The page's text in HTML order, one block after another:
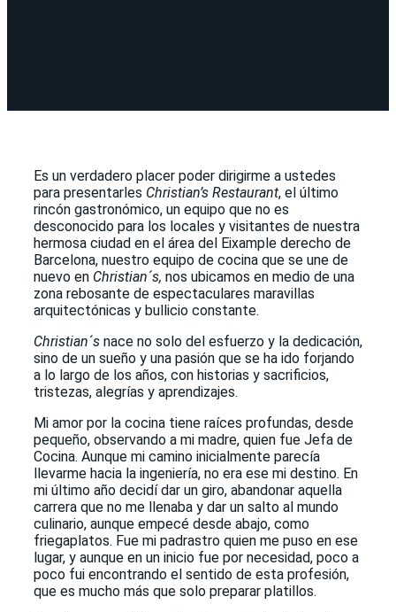
Es un verdadero placer poder dirigirme a ustedes
para presentarles Christian’s Restaurant, el último
rincón gastronómico, un equipo que no es
desconocido para los locales y visitantes de nuestra
hermosa ciudad en el área del Eixample derecho de
Barcelona, nuestro equipo de cocina que se une de
nuevo en Christian´s, nos ubicamos en medio de una
zona rebosante de espectaculares maravillas
arquitectónicas y bullicio constante.
Christian´s nace no solo del esfuerzo y la dedicación,
sino de un sueño y una pasión que se ha ido forjando
a lo largo de los años, con historias y sacrificios,
tristezas, alegrías y aprendizajes.
Mi amor por la cocina tiene raíces profundas, desde
pequeño, observando a mi madre, quien fue Jefa de
Cocina. Aunque mi camino inicialmente parecía
llevarme hacia la ingeniería, no era ese mi destino. En
mi último año decidí dar un giro, abandonar aquella
carrera que no me llenaba y dar un salto al mundo
culinario, aunque empecé desde abajo, como
friegaplatos. Fue mi padrastro quien me puso en ese
lugar, y aunque en un inicio fue por necesidad, poco a
poco fui encontrando el sentido de esta profesión,
que es mucho más que solo preparar platillos.